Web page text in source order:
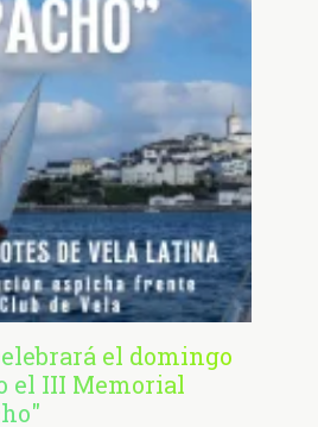
el domingo
el III Memorial